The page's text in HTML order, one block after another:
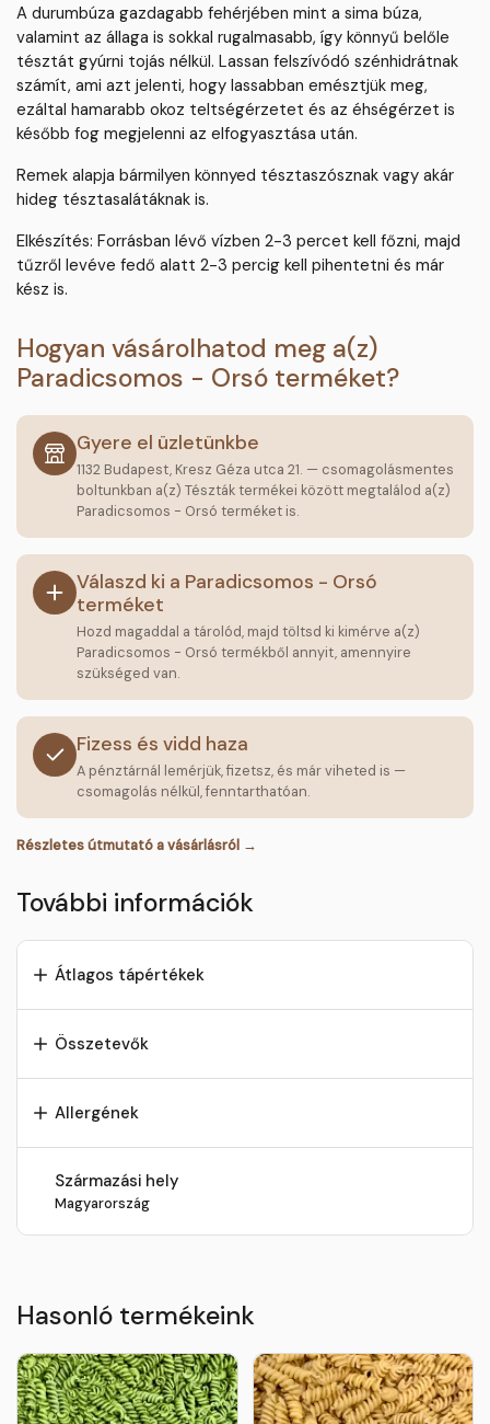
A durumbúza gazdagabb fehérjében mint a sima búza,
valamint az állaga is sokkal rugalmasabb, így könnyű belőle
tésztát gyúrni tojás nélkül. Lassan felszívódó szénhidrátnak
számít, ami azt jelenti, hogy lassabban emésztjük meg,
ezáltal hamarabb okoz teltségérzetet és az éhségérzet is
később fog megjelenni az elfogyasztása után.
Remek alapja bármilyen könnyed tésztaszósznak vagy akár
hideg tésztasalátáknak is.
Elkészítés: Forrásban lévő vízben 2-3 percet kell főzni, majd
tűzről levéve fedő alatt 2-3 percig kell pihentetni és már
kész is.
Hogyan vásárolhatod meg a(z)
Paradicsomos - Orsó terméket?
Gyere el üzletünkbe
1132 Budapest, Kresz Géza utca 21. — csomagolásmentes
boltunkban a(z) Tészták termékei között megtalálod a(z)
Paradicsomos - Orsó terméket is.
Válaszd ki a Paradicsomos - Orsó
terméket
Hozd magaddal a tárolód, majd töltsd ki kimérve a(z)
Paradicsomos - Orsó termékből annyit, amennyire
szükséged van.
Fizess és vidd haza
A pénztárnál lemérjük, fizetsz, és már viheted is —
csomagolás nélkül, fenntarthatóan.
Részletes útmutató a vásárlásról →
További információk
Átlagos tápértékek
Összetevők
Allergének
Származási hely
Magyarország
Hasonló termékeink